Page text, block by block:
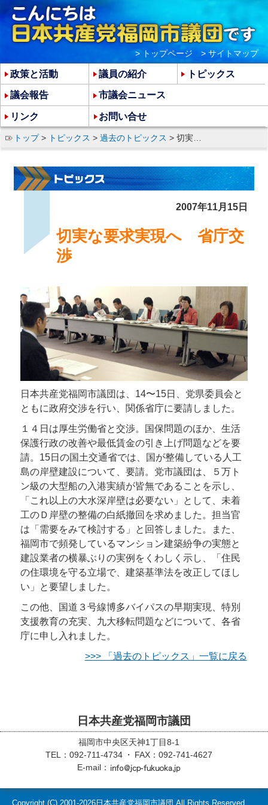
トップ> トピックス > 過去のトピックス > 切実な要求実現へ 省庁交渉
2007年11月15日
切実な要求実現へ 省庁交
渉
日本共産党福岡市議団は、14〜15日、党県委員会と
ともに政府交渉を行い、関係省庁に要請しました。
１４日は厚生労働省と交渉。国保問題のほか、生活
保護行政の改善や最低賃金の引き上げ問題などを要
請。15日の国土交通省では、国が整備している人工
島の岸壁建設について、要請。党市議団は、５万ト
ン級の大型船の入港実績が皆無であることを示し、
「これ以上の大水深岸壁は必要ない」として、未着
工のＤ岸壁の整備の白紙撤回を求めました。担当官
は「需要をみて検討する」と回答しました。また、
福岡市で頻発しているマンション建築紛争の実態と
建設業者の横暴ぶりの実例をくわしく示し、「住民
の住環境を守る立場で、建築基準法を改正してほし
い」と要望しました。
この他、国道３号線博多バイパスの早期実現、特別
支援教育の充実、九大移転問題などについて、各省
庁に申し入れました。
>>> 「過去のトピックス」一覧に戻る
政策と活動 議員の紹介 トピックス
議会報告 市議会ニュース
リンク お問い合せ
> トップページ > サイトマップ
日本共産党福岡市議団
福岡市中央区天神1丁目8-1
TEL：092-711-4734
FAX：092-741-4627
E-mail：
Copyright (C) 2001-2026日本共産党福岡市議団 All Rights Reserved.